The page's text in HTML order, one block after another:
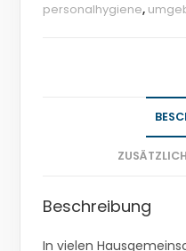
personalhygiene,
Beschreibung
In vielen